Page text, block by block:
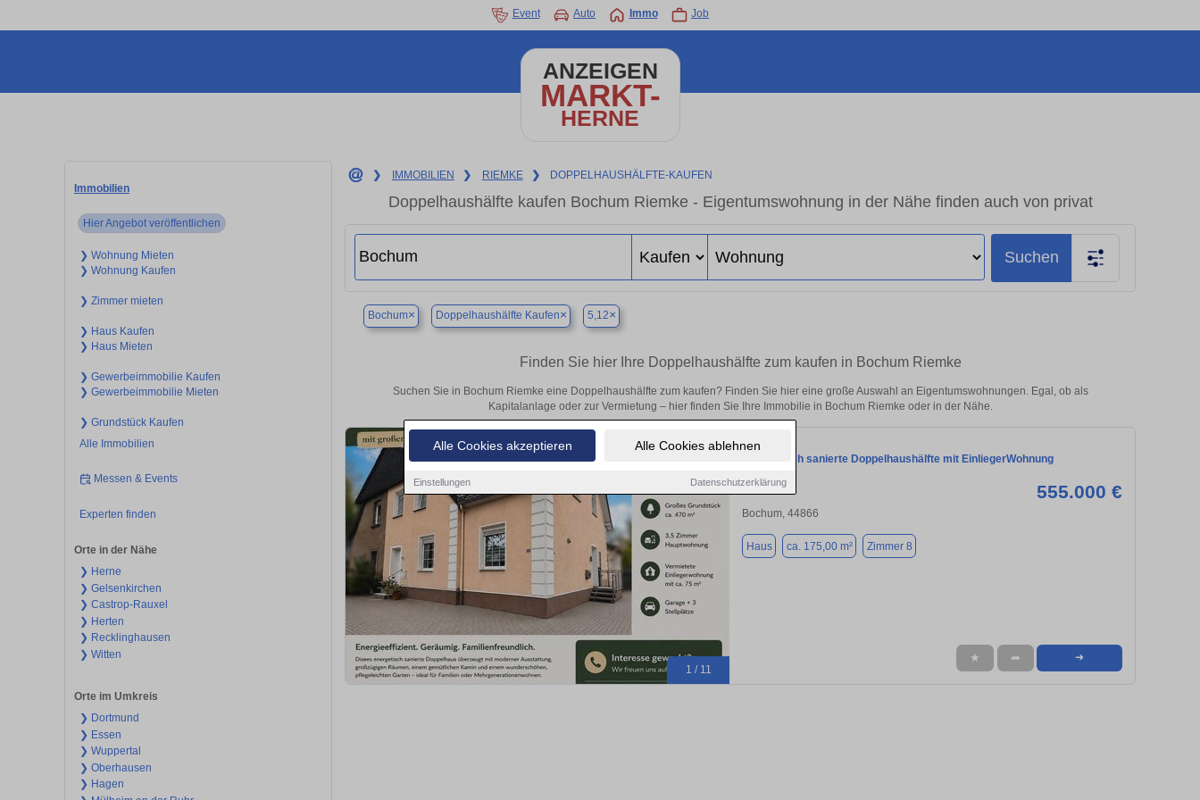
Alle Cookies akzeptieren Alle Cookies ablehnen
Einstellungen Datenschutzerklärung
Event Auto Immo Job
ANZEIGEN
MARKT-
HERNE
Immobilien
Hier Angebot veröffentlichen
❯ Wohnung Mieten
❯ Wohnung Kaufen
❯ Zimmer mieten
❯ Haus Kaufen
❯ Haus Mieten
❯ Gewerbeimmobilie Kaufen
❯ Gewerbeimmobilie Mieten
❯ Grundstück Kaufen
Alle Immobilien
Messen & Events
Experten finden
Orte in der Nähe
❯ Herne
❯ Gelsenkirchen
❯ Castrop-Rauxel
❯ Herten
❯ Recklinghausen
❯ Witten
Orte im Umkreis
❯ Dortmund
❯ Essen
❯ Wuppertal
❯ Oberhausen
❯ Hagen
❯ IMMOBILIEN ❯ RIEMKE ❯ DOPPELHAUSHÄLFTE-KAUFEN
Doppelhaushälfte kaufen Bochum Riemke - Eigentumswohnung in der Nähe finden auch von privat
Suchen
Bochum× Doppelhaushälfte Kaufen× 5,12×
Finden Sie hier Ihre Doppelhaushälfte zum kaufen in Bochum Riemke
Suchen Sie in Bochum Riemke eine Doppelhaushälfte zum kaufen? Finden Sie hier eine große Auswahl an Eigentumswohnungen. Egal, ob als
Kapitalanlage oder zur Vermietung – hier finden Sie Ihre Immobilie in Bochum Riemke oder in der Nähe.
1 / 11
Energetisch sanierte Doppelhaushälfte mit EinliegerWohnung
555.000 €
Bochum, 44866
Haus ca. 175,00 m² Zimmer 8
★ ➦ ➜